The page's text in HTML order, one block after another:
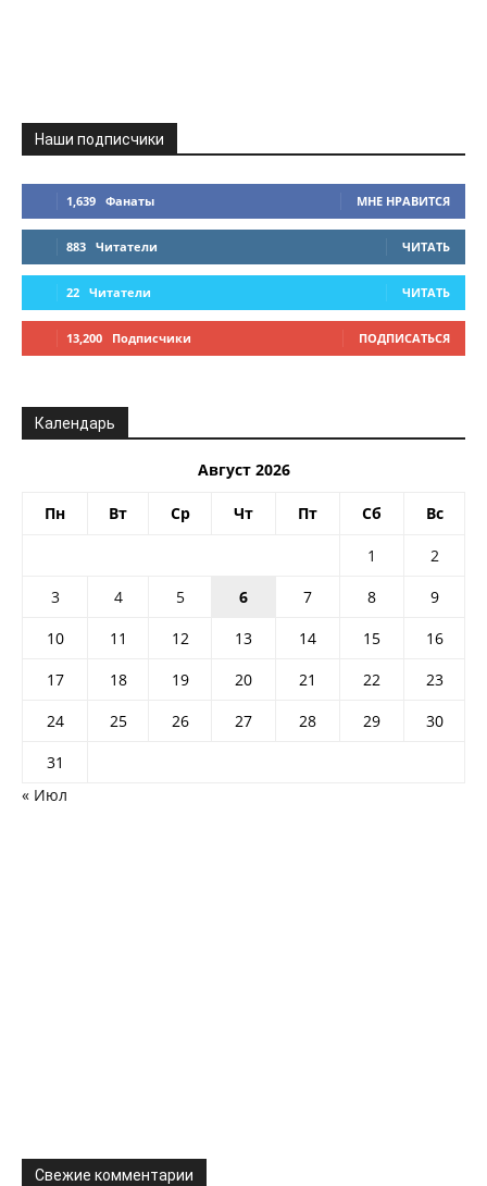
Наши подписчики
1,639 Фанаты МНЕ НРАВИТСЯ
883 Читатели ЧИТАТЬ
22 Читатели ЧИТАТЬ
13,200 Подписчики ПОДПИСАТЬСЯ
Календарь
Август 2026
Пн Вт Ср Чт Пт Сб Вс
1
2
3
4 5 6 7 8
9
10
11 12 13 14 15
16
17
18 19 20 21 22
23
24
25 26 27 28 29
30
31
« Июл
Свежие комментарии